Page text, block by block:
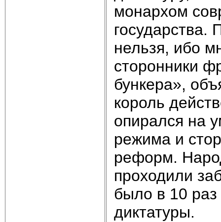
монархом
государства.
нельзя, ибо
сторонники
бункера»,
король
опирался на
режима и
реформ.
проходили
было в 10
диктатуры.